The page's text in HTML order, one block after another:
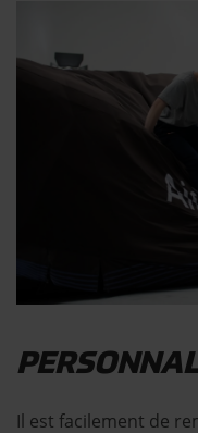
Il est facilement de